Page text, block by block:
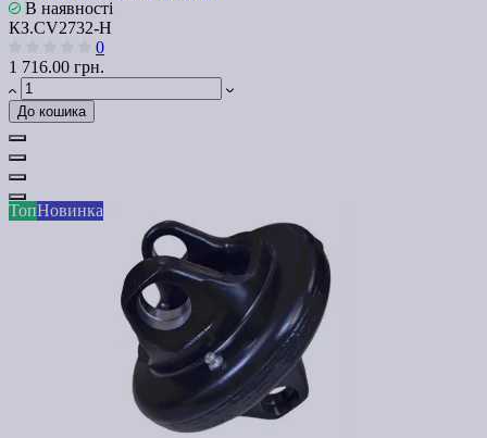
В наявності
КЗ.СV2732-Н
0
1 716.00 грн.
До кошика
ТопНовинка